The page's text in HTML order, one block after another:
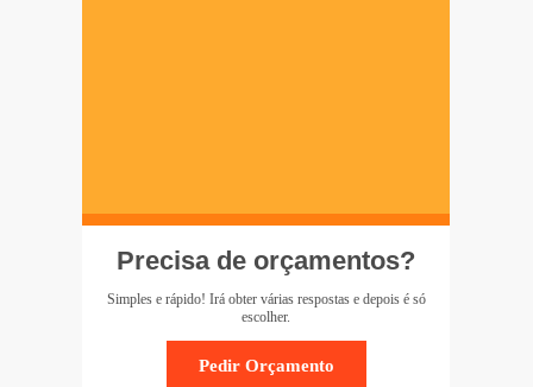
Precisa de orçamentos?
Simples e rápido! Irá obter várias respostas e depois é só
escolher.